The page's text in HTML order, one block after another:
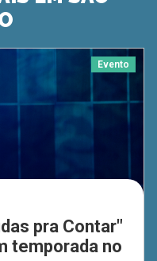
Evento
pra Contar"
temporada no